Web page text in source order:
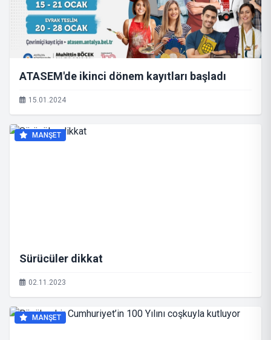
ATASEM'de ikinci dönem kayıtları başladı
15.01.2024
MANŞET
Sürücüler dikkat
02.11.2023
MANŞET